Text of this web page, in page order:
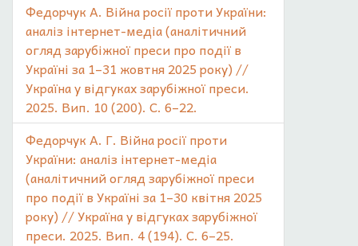
Федорчук А. Війна росії проти України:
аналіз інтернет-медіа (аналітичний
огляд зарубіжної преси про події в
Україні за 1–31 жовтня 2025 року) //
Україна у відгуках зарубіжної преси.
2025. Вип. 10 (200). С. 6–22.
Федорчук А. Г. Війна росії проти
України: аналіз інтернет-медіа
(аналітичний огляд зарубіжної преси
про події в Україні за 1–30 квітня 2025
року) // Україна у відгуках зарубіжної
преси. 2025. Вип. 4 (194). С. 6–25.